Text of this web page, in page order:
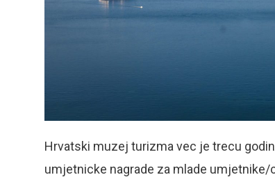
Hrvatski muzej turizma vec je trecu
umjetnicke nagrade za mlade